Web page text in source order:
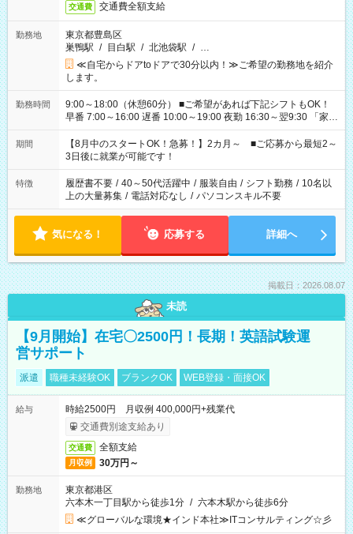
交通費 交通費全額支給
勤務地
東京都豊島区
巣鴨駅 / 目白駅 / 北池袋駅 / …
≪自宅からドアtoドアで30分以内！≫ご希望の勤務地を紹介
します。
勤務時間
9:00～18:00（休憩60分） ■ご希望があれば下記シフトもOK！
早番 7:00～16:00 遅番 10:00～19:00 夜勤 16:30～翌9:30 「家族
と休みを合わせたい」 「余裕を持って夕飯の準備がしたい」
「できれば残業はしたくない」 など、ご希望を教えてください
ね。 ※Wワーク希望の方へ 今ご覧のお仕事で希望する勤務時間
と、もう1つのお仕事の勤務時間。 合計で週40時間を超える場
合は応募できません。
期間
【8月中のスタートOK！急募！】2カ月～ ■ご応募から最短2～
3日後に就業が可能です！
特徴 履歴書不要 / 40～50代活躍中 / 服装自由 / シフト勤務 / 10名以
上の大量募集 / 電話対応なし / パソコンスキル不要
気になる！ 応募する 詳細へ
掲載日：2026.08.07
未読
【9月開始】在宅〇2500円！長期！英語試験運
営サポート
派遣 職種未経験OK ブランクOK WEB登録・面接OK
給与
時給2500円 月収例 400,000円+残業代
交通費別途支給あり
交通費 全額支給
月収例 30万円～
勤務地
東京都港区
六本木一丁目駅から徒歩1分 / 六本木駅から徒歩6分
≪グローバルな環境★インド本社≫ITコンサルティング☆彡